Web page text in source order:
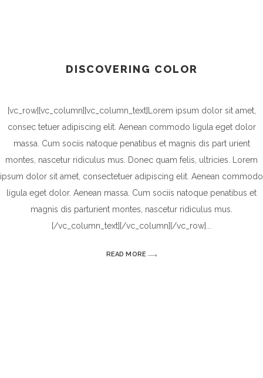
DISCOVERING COLOR
[vc_row][vc_column][vc_column_text]Lorem ipsum dolor sit amet,
consec tetuer adipiscing elit. Aenean commodo ligula eget dolor
massa. Cum sociis natoque penatibus et magnis dis part urient
montes, nascetur ridiculus mus. Donec quam felis, ultricies. Lorem
ipsum dolor sit amet, consectetuer adipiscing elit. Aenean commodo
ligula eget dolor. Aenean massa. Cum sociis natoque penatibus et
magnis dis parturient montes, nascetur ridiculus mus.
[/vc_column_text][/vc_column][/vc_row]
READ MORE